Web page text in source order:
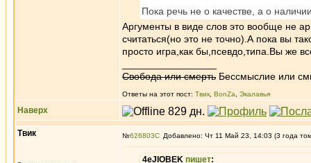
Пока речь не о качестве, а о
Аргументы в виде слов это вообще не
считаться(но это не точно).А пока вы
просто игра,как бы,псевдо,типа.Вы же
Свобода или смерть Бессмыслие или
Ответы на этот пост: Твик BonZa Экалавья
Наверх
Твик №626803 Добавлено: Чт 11 Май 23, 14:03 (3 года
4eJIOBEK пишет: